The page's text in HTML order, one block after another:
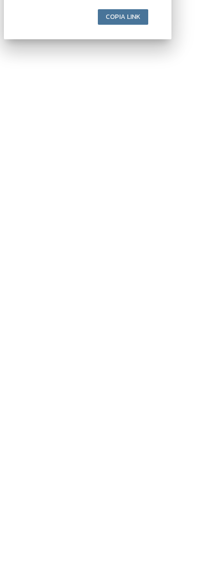
COPIA LINK